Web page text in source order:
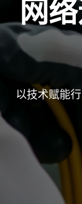
网
以技术赋能